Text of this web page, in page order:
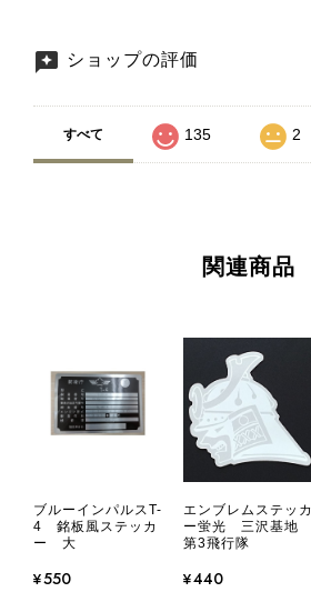
ショップの評価
すべて 135 2
関連商品
ブルーインパルスT-
4 銘板風ステッカ
ー 大
¥550
エンブレムステッカ
ー蛍光 三沢基地
第3飛行隊
¥440